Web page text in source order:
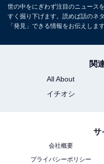
てみたいと思いますか？
てみたい」と回答。特に
いで30代が75.1％でした
30代は転職に対する関
ことに対するハードルを
気軽に仕事を試せる機会
調査は2021年2月10～12
世の中をにぎわず注目のニュース
すく掘り下げます。読めば話のネ
「発見」できる情報をお伝えします
関
All About
イチオシ
サ
会社概要
プライバシーポリシー